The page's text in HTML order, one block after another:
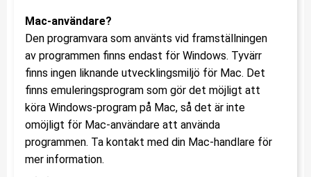
Mac-användare?
Den programvara som använts vid framställningen
av programmen finns endast för Windows. Tyvärr
finns ingen liknande utvecklingsmiljö för Mac. Det
finns emuleringsprogram som gör det möjligt att
köra Windows-program på Mac, så det är inte
omöjligt för Mac-användare att använda
programmen. Ta kontakt med din Mac-handlare för
mer information.